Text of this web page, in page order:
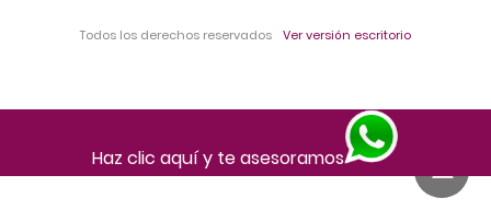
Todos los derechos reservados Ver versión escritorio
Haz clic aquí y te asesoramos